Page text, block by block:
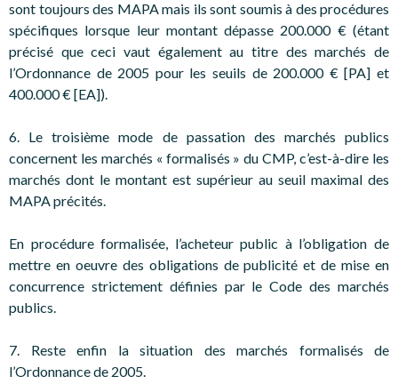
sont toujours des MAPA mais ils sont soumis à des procédures
spécifiques lorsque leur montant dépasse 200.000 € (étant
précisé que ceci vaut également au titre des marchés de
l’Ordonnance de 2005 pour les seuils de 200.000 € [PA] et
400.000 € [EA]).
6. Le troisième mode de passation des marchés publics
concernent les marchés « formalisés » du CMP, c’est-à-dire les
marchés dont le montant est supérieur au seuil maximal des
MAPA précités.
En procédure formalisée, l’acheteur public à l’obligation de
mettre en oeuvre des obligations de publicité et de mise en
concurrence strictement définies par le Code des marchés
publics.
7. Reste enfin la situation des marchés formalisés de
l’Ordonnance de 2005.